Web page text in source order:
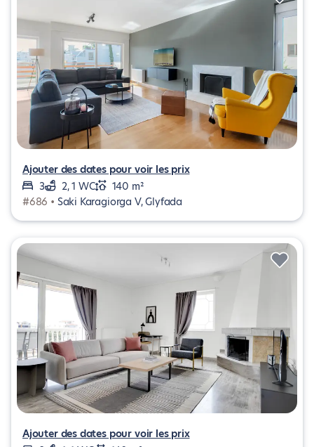
Ajouter des dates pour voir les prix
3
2, 1 WC
140 m²
#686 • Saki Karagiorga V, Glyfada
Ajouter des dates pour voir les prix